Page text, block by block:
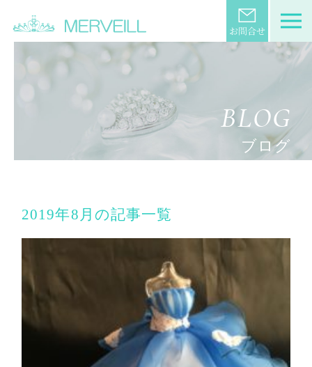
BLOG
ブログ
2019年8月の記事一覧